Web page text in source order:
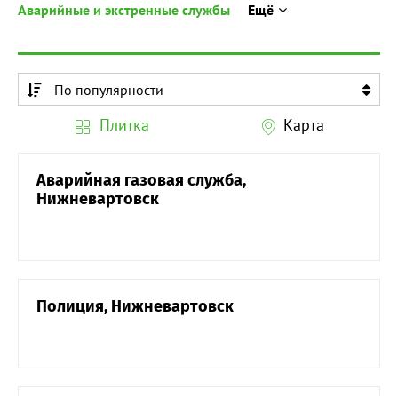
Аварийные и экстренные службы Ещё
По популярности
По алфавиту
Плитка Карта
Аварийная газовая служба,
Нижневартовск
Полиция, Нижневартовск